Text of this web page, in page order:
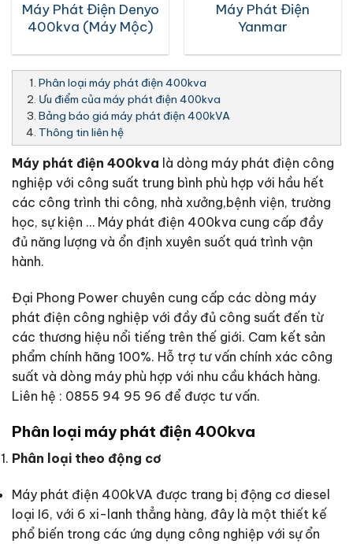
Máy Phát Điện Denyo
400kva (Máy Mộc)
Máy Phát Điện
Yanmar
Phân loại máy phát điện 400kva
Ưu điểm của máy phát điện 400kva
Bảng báo giá máy phát điện 400kVA
Thông tin liên hệ
Máy phát điện 400kva là dòng máy phát điện công
nghiệp với công suất trung bình phù hợp với hầu hết
các công trình thi công, nhà xưởng,bệnh viện, trường
học, sự kiện … Máy phát điện 400kva cung cấp đầy
đủ năng lượng và ổn định xuyên suốt quá trình vận
hành.
Đại Phong Power chuyên cung cấp các dòng máy
phát điện công nghiệp với đầy đủ công suất đến từ
các thương hiệu nổi tiếng trên thế giới. Cam kết sản
phẩm chính hãng 100%. Hỗ trợ tư vấn chính xác công
suất và dòng máy phù hợp với nhu cầu khách hàng.
Liên hệ : 0855 94 95 96 để được tư vấn.
Phân loại máy phát điện 400kva
Phân loại theo động cơ
Máy phát điện 400kVA được trang bị động cơ diesel
loại I6, với 6 xi-lanh thẳng hàng, đây là một thiết kế
phổ biến trong các ứng dụng công nghiệp với sự ổn